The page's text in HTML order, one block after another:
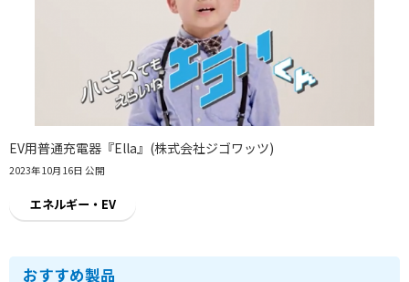
EV用普通充電器『Ella』(株式会社ジゴワッツ)
2023年10月16日 公開
エネルギー・EV
おすすめ製品